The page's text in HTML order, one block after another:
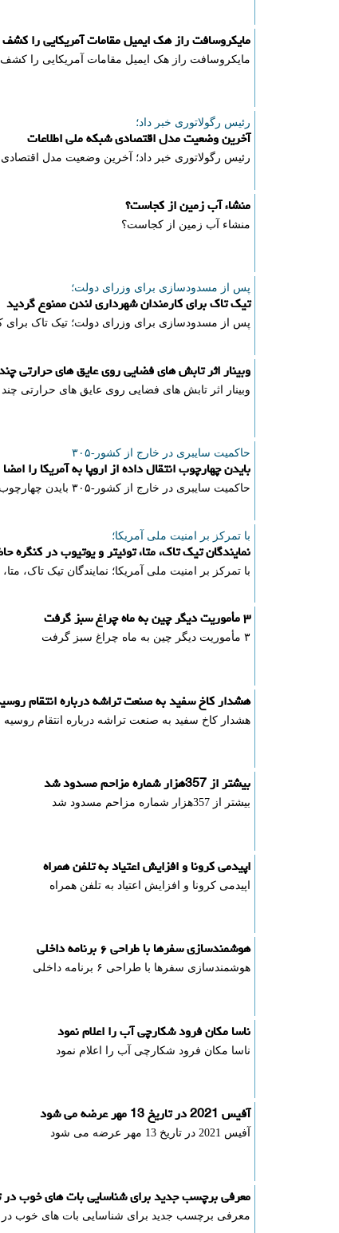
مایکروسافت راز هک ایمیل مقامات آمریکایی را
مایکروسافت راز هک ایمیل مقامات آمریکایی را
رئیس رگولاتوری خبر داد؛
آخرین وضعیت مدل اقتصادی شبکه ملی اطلاعات
رئیس رگولاتوری خبر داد؛ آخرین وضعیت مدل
منشاء آب زمین از کجاست؟
منشاء آب زمین از کجاست؟
پس از مسدودسازی برای وزرای دولت؛
تیک تاک برای کارمندان شهرداری لندن ممنوع گردید
پس از مسدودسازی برای وزرای دولت؛ تیک تاک برای
وبینار اثر تابش های فضایی روی عایق های حرارتی
وبینار اثر تابش های فضایی روی عایق های حرارتی چند
حاكمیت سایبری در خارج از كشور-۳۰۵
بایدن چهارچوب انتقال داده از اروپا به آمریکا را
حاكمیت سایبری در خارج از كشور-۳۰۵ بایدن چهارچوب انتقال داده از اروپا به آمریکا را امضا کرد
با تمركز بر امنیت ملی آمریكا؛
نمایندگان تیک تاک، متا، توئیتر و یوتیوب در کنگره
با تمركز بر امنیت ملی آمریكا؛ نمایندگان تیک تاک،
۳ مأموریت دیگر چین به ماه چراغ سبز گرفت
۳ مأموریت دیگر چین به ماه چراغ سبز گرفت
هشدار کاخ سفید به صنعت تراشه درباره انتقام
هشدار کاخ سفید به صنعت تراشه درباره انتقام روسیه
بیشتر از 357هزار شماره مزاحم مسدود شد
بیشتر از 357هزار شماره مزاحم مسدود شد
اپیدمی کرونا و افزایش اعتیاد به تلفن همراه
اپیدمی کرونا و افزایش اعتیاد به تلفن همراه
هوشمندسازی سفرها با طراحی ۶ برنامه داخلی
هوشمندسازی سفرها با طراحی ۶ برنامه داخلی
ناسا مکان فرود شکارچی آب را اعلام نمود
ناسا مکان فرود شکارچی آب را اعلام نمود
آفیس 2021 در تاریخ 13 مهر عرضه می شود
آفیس 2021 در تاریخ 13 مهر عرضه می شود
معرفی برچسب جدید برای شناسایی بات های خوب در
معرفی برچسب جدید برای شناسایی بات های خوب در